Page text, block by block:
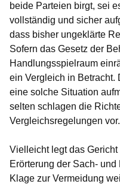
beide Parteien birgt, sei
vollständig und sicher
dass bisher ungeklärte
Sofern das Gesetz der
Handlungsspielraum
ein Vergleich in Betracht.
eine solche Situation
selten schlagen die
Vergleichsregelungen vor.
Vielleicht legt das
Erörterung der Sach-
Klage zur Vermeidung